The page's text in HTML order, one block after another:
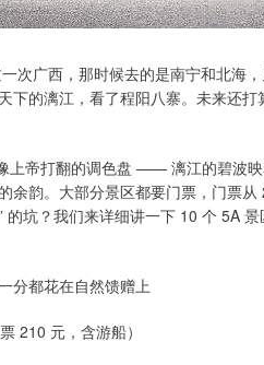
次广西，那时候去的是南宁和北海
下的漓江，看了程阳八寨。未来还
上帝打翻的调色盘 —— 漓江的碧波
余韵。大部分景区都要门票，门票
的坑？我们来详细讲一下 10 个 5A
分都花在自然馈赠上​
210 元，含游船）​